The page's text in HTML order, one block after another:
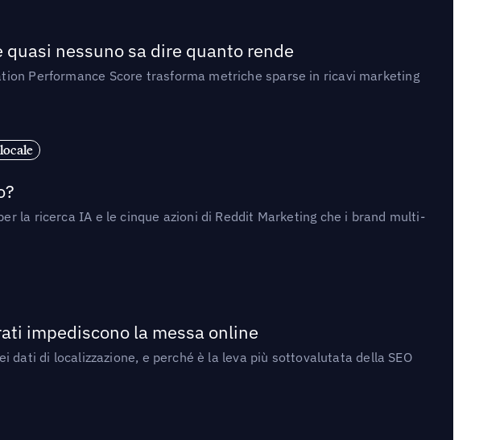
nessuno sa dire quanto rende
Performance Score trasforma metriche sparse in ricavi marketing
la ricerca IA e le cinque azioni di Reddit Marketing che i brand multi-
impediscono la messa online
dati di localizzazione, e perché è la leva più sottovalutata della SEO